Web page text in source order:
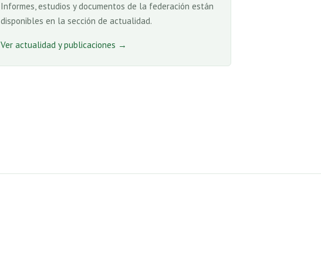
Informes, estudios y documentos de la federación están
disponibles en la sección de actualidad.
Ver actualidad y publicaciones →